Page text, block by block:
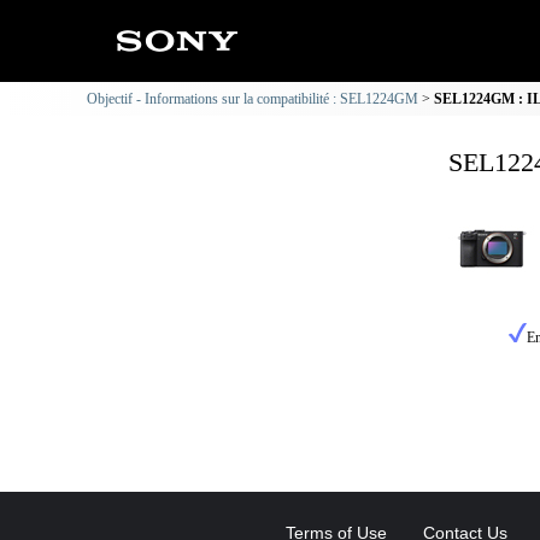
Objectif - Informations sur la compatibilité : SEL1224GM SEL1224GM :
Terms of Use Contact Us